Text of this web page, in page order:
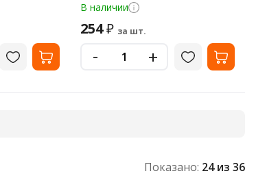
В наличии
254₽ за шт.
- +
Показано: 24из 36